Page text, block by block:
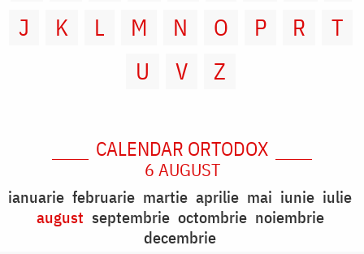
J
K L M N O P R
T
U
V Z
CALENDAR ORTODOX
6 AUGUST
ianuarie februarie martie aprilie mai iunie iulie
august septembrie octombrie noiembrie
decembrie